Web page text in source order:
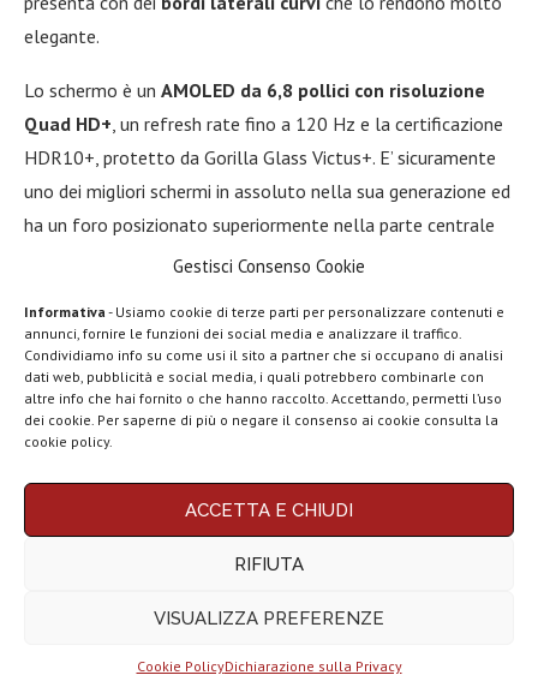
Gestisci Consenso Cookie
Informativa - Usiamo cookie di terze parti per personalizzare contenuti e
annunci, fornire le funzioni dei social media e analizzare il traffico.
Condividiamo info su come usi il sito a partner che si occupano di analisi
dati web, pubblicità e social media, i quali potrebbero combinarle con
altre info che hai fornito o che hanno raccolto. Accettando, permetti l’uso
dei cookie. Per saperne di più o negare il consenso ai cookie consulta la
cookie policy.
ACCETTA E CHIUDI
RIFIUTA
VISUALIZZA PREFERENZE
Cookie PolicyDichiarazione sulla Privacy
elegante.
Lo schermo è un AMOLED da 6,8 pollici con risoluzione
Quad HD+, un refresh rate fino a 120 Hz e la certificazione
HDR10+, protetto da Gorilla Glass Victus+. E’ sicuramente
uno dei migliori schermi in assoluto nella sua generazione ed
ha un foro posizionato superiormente nella parte centrale
per ospitare una stupenda fotocamera frontale da 40
ha un processore Exynos 2200 supportato da 8 o 12 GB di
RAM e memorie UFS 3.1 fino a 1 TB.
Le prestazioni sono ai vertici e non c’è app o gioco che non
venga eseguito con un’ottima fluidità. Di altissimo livello
anche la quadrupla fotocamera da 108 + 10 + 10 + 12 MP
che include un periscopio con zoom ottico 10x, l’OIS e
ricarica rapida 45W e ricarica wireless. Il tutto in una scocca